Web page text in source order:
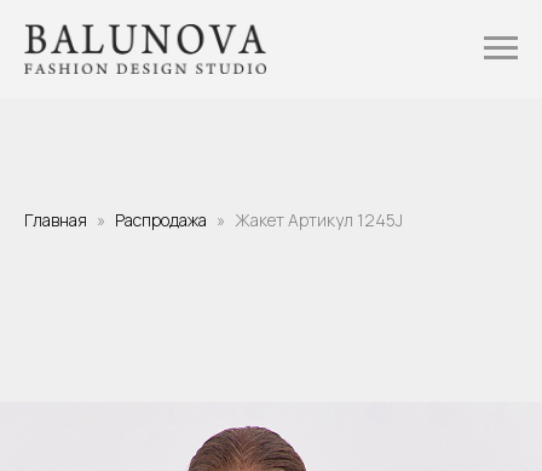
Главная Распродажа Жакет Артикул 1245J